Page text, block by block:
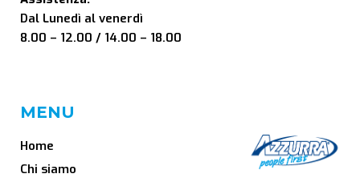
Dal Lunedì al venerdì
8.00 – 12.00 / 14.00 – 18.00
MENU
Home
Chi siamo